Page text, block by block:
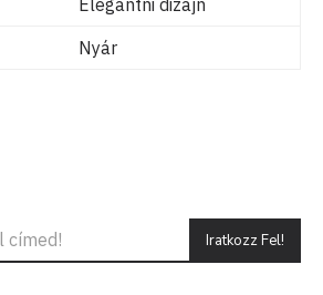
Nyár
Iratkozz Fel!